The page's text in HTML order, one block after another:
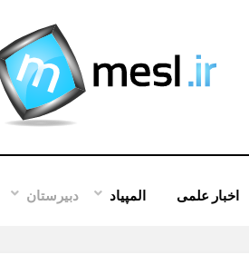
اخبار علمی المپیاد دبیرستان